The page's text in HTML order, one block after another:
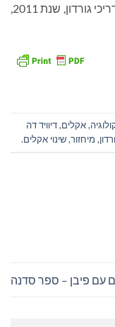
העולם), מאת דיוויד דה רוטשילד, סדרת מדריכי גורדון, שנת 2011,
,אקלים,דיוויד דה
, מיחזור,שינוי אקלים.
עם פיבן – ספר סדנה